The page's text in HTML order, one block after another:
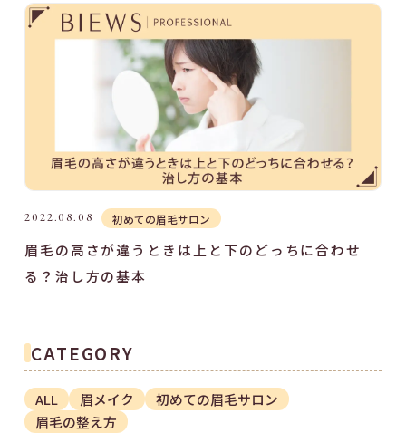
2022.08.08 初めての眉毛サロン
眉毛の高さが違うときは上と下のどっちに合わせ
る？治し方の基本
CATEGORY
ALL 眉メイク
初めての眉毛サロン
眉毛の整え方